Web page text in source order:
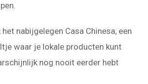
nabijgelegen Casa Chinesa, een
waar je lokale producten kunt
nog nooit eerder hebt